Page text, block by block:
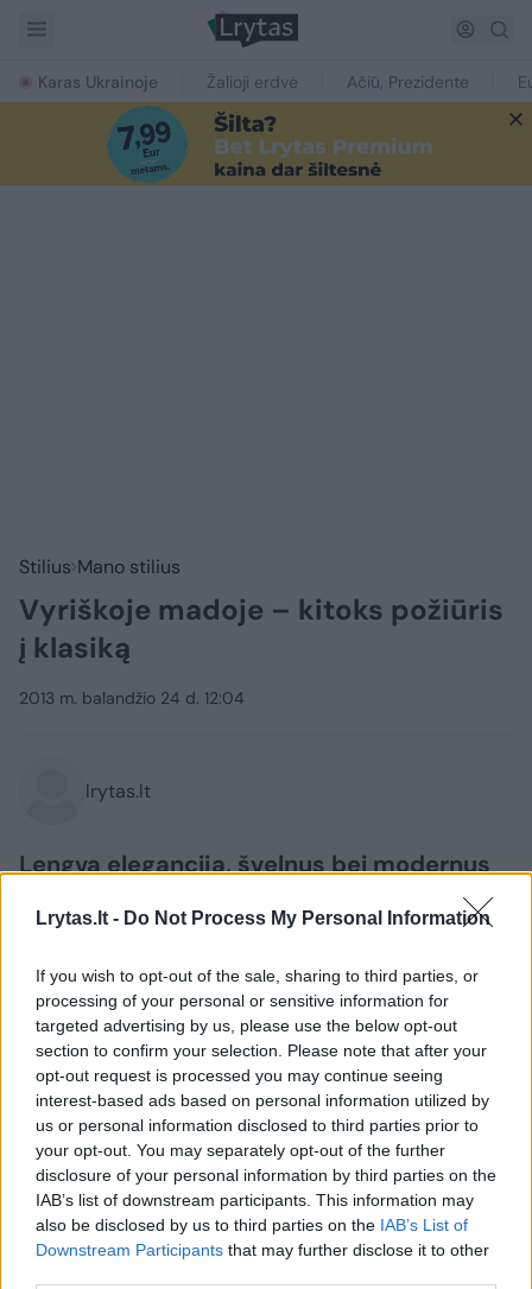
Lrytas.lt - Do Not Process My Personal Information
If you wish to opt-out of the sale, sharing to third parties, or
processing of your personal or sensitive information for
targeted advertising by us, please use the below opt-out
section to confirm your selection. Please note that after your
opt-out request is processed you may continue seeing
interest-based ads based on personal information utilized by
us or personal information disclosed to third parties prior to
your opt-out. You may separately opt-out of the further
disclosure of your personal information by third parties on the
IAB’s list of downstream participants. This information may
also be disclosed by us to third parties on the IAB’s List of
Downstream Participants that may further disclose it to other
Karas Ukrainoje Žalioji erdvė Ačiū, Prezidente
Stilius Mano stilius
Vyriškoje madoje – kitoks požiūris
į klasiką
2013 m. balandžio 24 d. 12:04
lrytas.lt
Lengva elegancija, švelnus bei modernus
vyriškumas, tylus pasitikėjimas savimi –
šio pavasario vyrų mados leitmotyvai,
teniso bei golfo žaidėjų pamėgtų prancūzų
mados kūrėjų.